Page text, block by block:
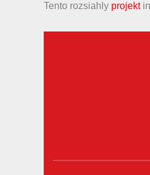
Tento rozsiahly projekt